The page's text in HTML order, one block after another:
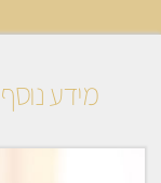
מידע